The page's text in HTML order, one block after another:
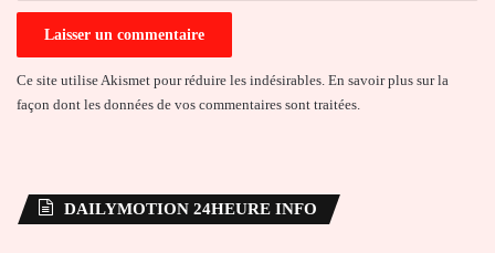
Ce site utilise Akismet pour réduire les indésirables. En savoir plus sur la
façon dont les données de vos commentaires sont traitées.
DAILYMOTION 24HEURE INFO